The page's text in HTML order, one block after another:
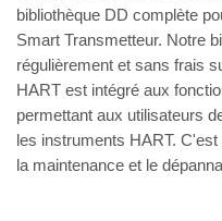
bibliothèque DD complète
Smart Transmetteur. Notre
régulièrement et sans frais
HART est intégré aux
permettant aux utilisateurs
les instruments HART.
la maintenance et le